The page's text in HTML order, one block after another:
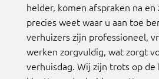
helder, komen afspraken na en
precies weet waar u aan toe
verhuizers zijn professioneel,
werken zorgvuldig, wat zorgt
verhuisdag. Wij zijn trots op de